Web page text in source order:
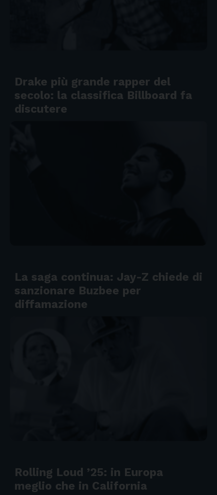
Drake più grande rapper del
secolo: la classifica Billboard fa
discutere
La saga continua: Jay-Z chiede di
sanzionare Buzbee per
diffamazione
Rolling Loud ’25: in Europa
meglio che in California